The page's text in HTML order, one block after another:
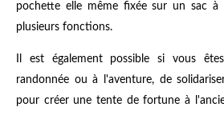
pochette elle même fixée sur un sac
plusieurs fonctions.
Il est également possible si vous
randonnée ou à l'aventure, de
pour créer une tente de fortune à